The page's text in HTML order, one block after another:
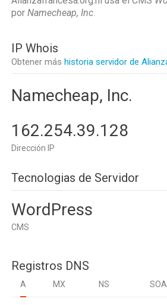
por Namecheap, Inc.
IP Whois
Obtener más historia servidor de
Namecheap, Inc.
162.254.39.128
Dirección IP
Tecnologias de Servidor
WordPress
CMS
Registros DNS
A MX NS SOA